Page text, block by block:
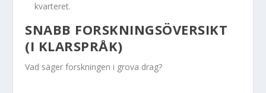
kvarteret.
SNABB FORSKNINGSÖVERSIKT
(I KLARSPRÅK)
Vad säger forskningen i grova drag?